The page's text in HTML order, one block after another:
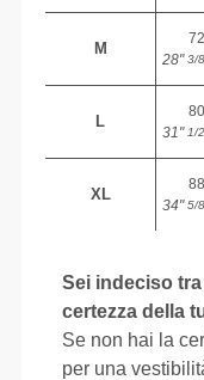
M
28"3/8
L
31"1/2
XL
34"5/8
Sei indeciso
certezza della
Se non hai la
per una